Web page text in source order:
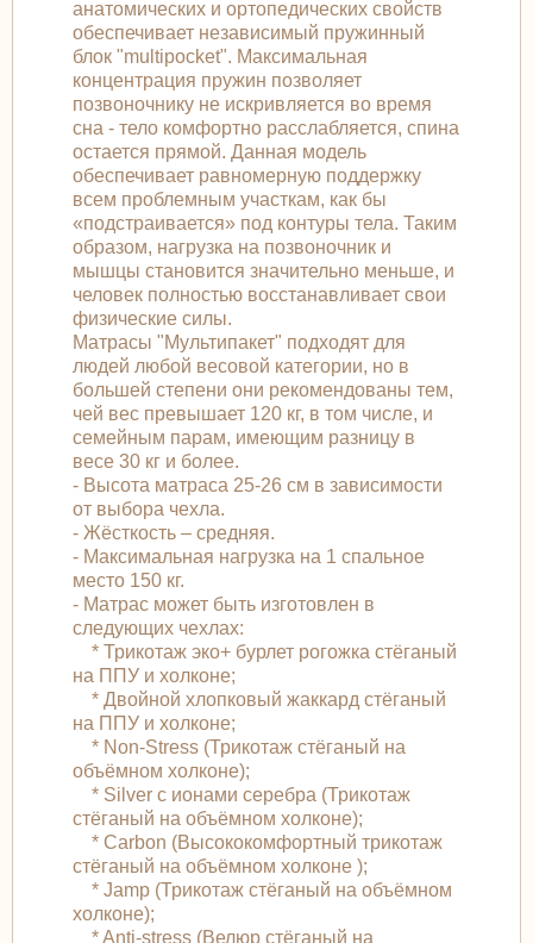
анатомических и ортопедических свойств
обеспечивает независимый пружинный
блок "multipocket". Максимальная
концентрация пружин позволяет
позвоночнику не искривляется во время
сна - тело комфортно расслабляется, спина
остается прямой. Данная модель
обеспечивает равномерную поддержку
всем проблемным участкам, как бы
«подстраивается» под контуры тела. Таким
образом, нагрузка на позвоночник и
мышцы становится значительно меньше, и
человек полностью восстанавливает свои
физические силы.
Матрасы "Мультипакет" подходят для
людей любой весовой категории, но в
большей степени они рекомендованы тем,
чей вес превышает 120 кг, в том числе, и
семейным парам, имеющим разницу в
весе 30 кг и более.
- Высота матраса 25-26 см в зависимости
от выбора чехла.
- Жёсткость – средняя.
- Максимальная нагрузка на 1 спальное
место 150 кг.
- Матрас может быть изготовлен в
следующих чехлах:
* Трикотаж эко+ бурлет рогожка стёганый
на ППУ и холконе;
* Двойной хлопковый жаккард стёганый
на ППУ и холконе;
* Non-Stress (Трикотаж стёганый на
объёмном холконе);
* Silver с ионами серебра (Трикотаж
стёганый на объёмном холконе);
* Carbon (Высококомфортный трикотаж
стёганый на объёмном холконе );
* Jamp (Трикотаж стёганый на объёмном
холконе);
* Anti-stress (Велюр стёганый на